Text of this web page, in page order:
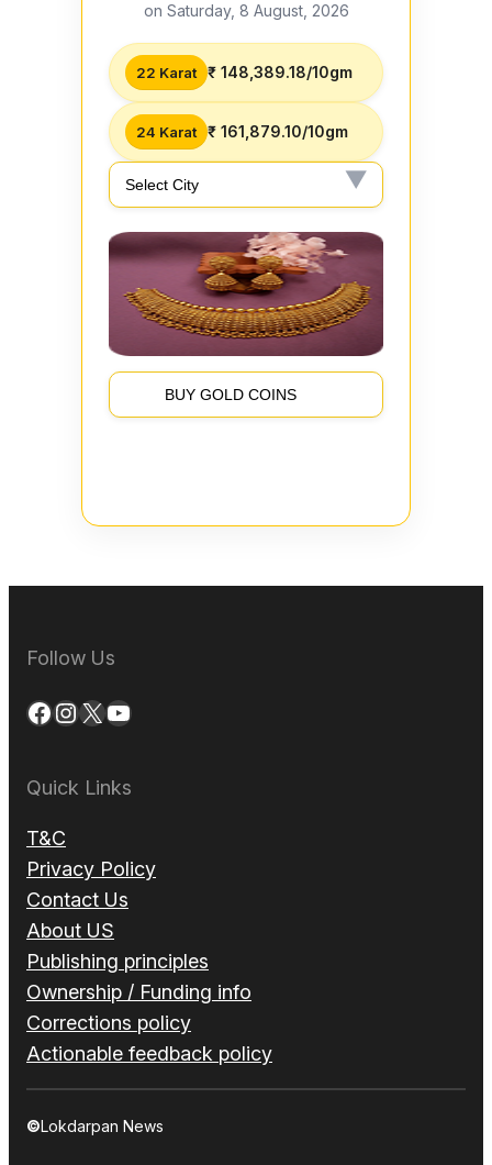
on Saturday, 8 August, 2026
22 Karat ₹ 148,389.18/10gm
24 Karat ₹ 161,879.10/10gm
BUY GOLD COINS
Follow Us
Facebook InstagramX YouTube
Quick Links
T&C
Privacy Policy
Contact Us
About US
Publishing principles
Ownership / Funding info
Corrections policy
Actionable feedback policy
©Lokdarpan News